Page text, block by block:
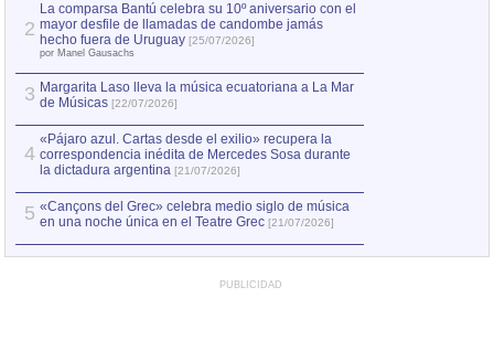
2
La comparsa Bantú celebra su 10º aniversario con el
mayor desfile de llamadas de candombe jamás
hecho fuera de Uruguay [25/07/2026]
por Manel Gausachs
3 Margarita Laso lleva la música ecuatoriana a La Mar
de Músicas [22/07/2026]
4
«Pájaro azul. Cartas desde el exilio» recupera la
correspondencia inédita de Mercedes Sosa durante
la dictadura argentina [21/07/2026]
5 «Cançons del Grec» celebra medio siglo de música
en una noche única en el Teatre Grec [21/07/2026]
PUBLICIDAD